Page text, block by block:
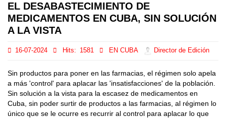
EL DESABASTECIMIENTO DE
MEDICAMENTOS EN CUBA, SIN SOLUCIÓN
A LA VISTA
16-07-2024 Hits: 1581 EN CUBA Director de Edición
Sin productos para poner en las farmacias, el régimen solo apela
a más 'control' para aplacar las 'insatisfacciones' de la población.
Sin solución a la vista para la escasez de medicamentos en
Cuba, sin poder surtir de productos a las farmacias, al régimen lo
único que se le ocurre es recurrir al control para aplacar lo que